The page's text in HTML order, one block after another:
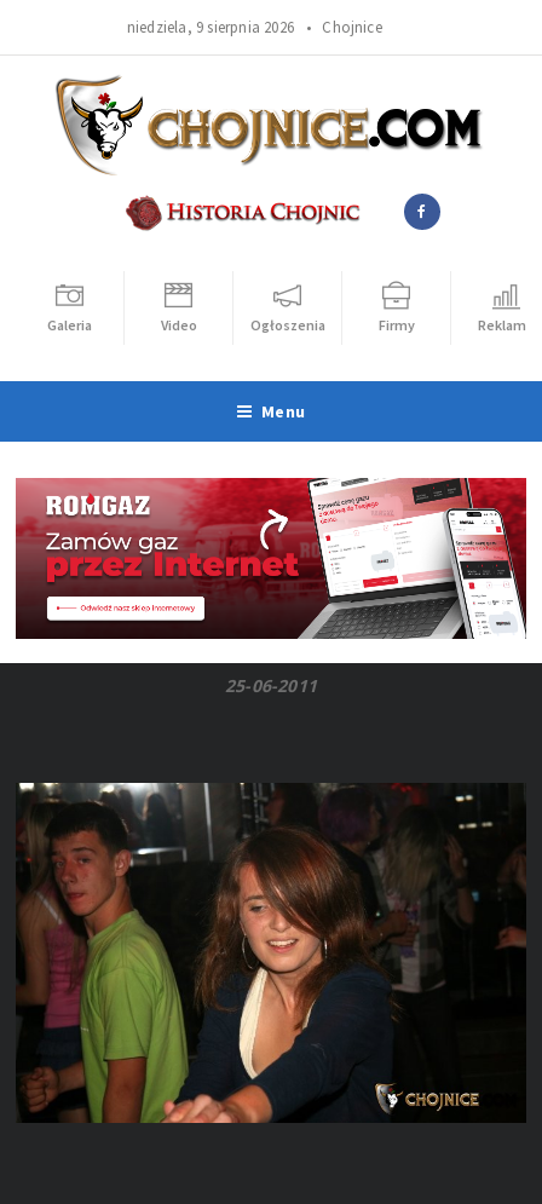
niedziela, 9 sierpnia 2026 • Chojnice
Galeria Video Ogłoszenia Firmy Reklama
Menu
25-06-2011